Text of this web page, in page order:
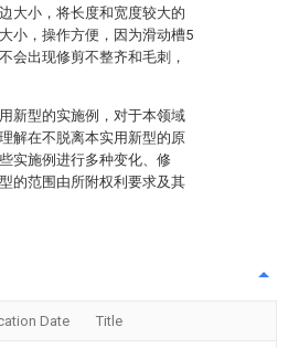
大小，将长度和宽度较大的
小，操作方便，因为滑动槽5
会出现修剪不整齐和毛刺，
新型的实施例，对于本领域
解在不脱离本实用新型的原
实施例进行多种变化、修
的范围由所附权利要求及其
Date Title